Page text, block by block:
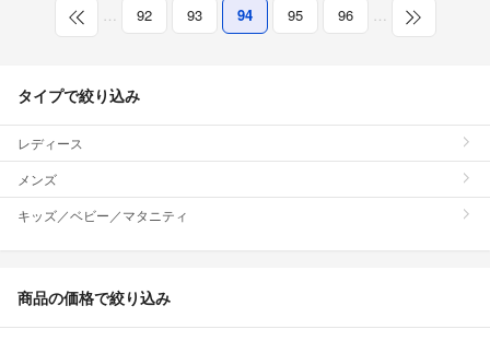
… 92 93 94 95 96 …
タイプで絞り込み
レディース
メンズ
キッズ／ベビー／マタニティ
商品の価格で絞り込み